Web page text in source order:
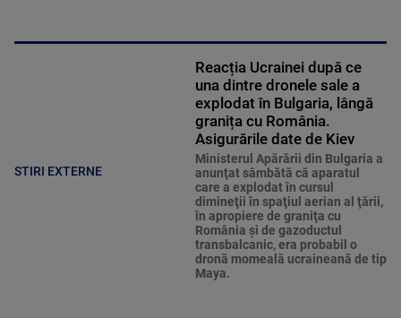
STIRI EXTERNE
Reacția Ucrainei după ce
una dintre dronele sale a
explodat în Bulgaria, lângă
granița cu România.
Asigurările date de Kiev
Ministerul Apărării din Bulgaria a
anunţat sâmbătă că aparatul
care a explodat în cursul
dimineţii în spaţiul aerian al ţării,
în apropiere de graniţa cu
România şi de gazoductul
transbalcanic, era probabil o
dronă momeală ucraineană de tip
Maya.